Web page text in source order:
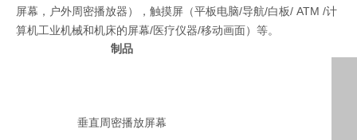
屏幕，户外周密播放器），触摸屏（平板电脑/导航/白板/ ATM /计
算机工业机械和机床的屏幕/医疗仪器/移动画面）等。
制品
垂直周密播放屏幕